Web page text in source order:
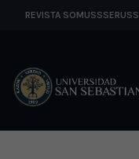
REVISTA SOMUSSSERUSS